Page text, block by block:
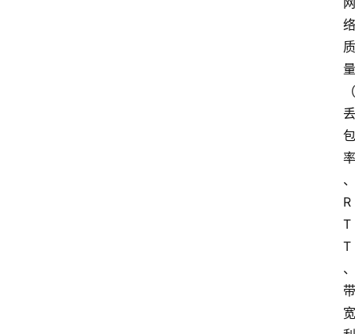
络
质
量
（
丢
包
率
、
R
T
T
、
带
宽